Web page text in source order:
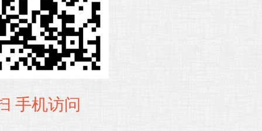
手机访问